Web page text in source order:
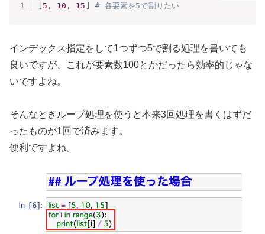
5 , 10 , 15 # 各要素を5で割りたい
インデックス指定をして1つずつ5で割る処理を書いても
良いですが、これが要素数100とかだったら効率的じゃな
いですよね。
そんなときループ処理を使うと本来3回処理を書くはずだ
ったものが1回で済みます。
便利ですよね。